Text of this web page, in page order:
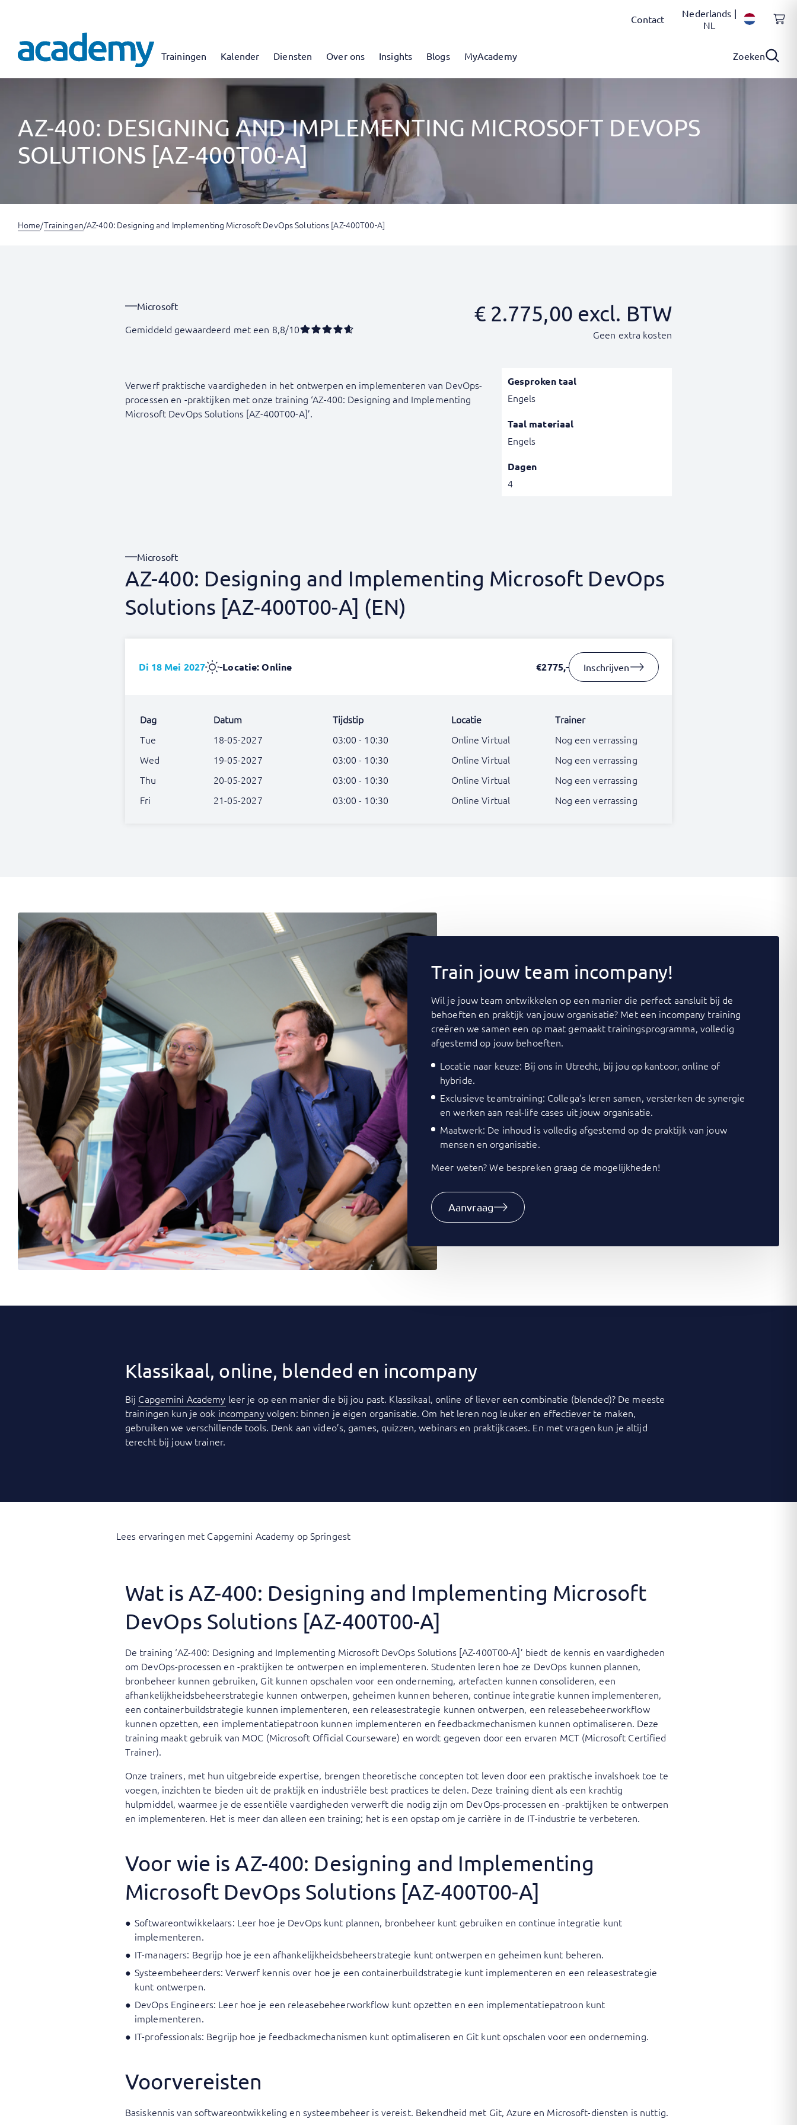
Contact
Nederlands |
NL
Trainingen Kalender Diensten Over ons Insights Blogs MyAcademy Zoeken
AZ-400: DESIGNING AND IMPLEMENTING MICROSOFT DEVOPS
SOLUTIONS [AZ-400T00-A]
Home/Trainingen/AZ-400: Designing and Implementing Microsoft DevOps Solutions [AZ-400T00-A]
Microsoft
Gemiddeld gewaardeerd met een 8,8/10
€2.775,00 excl. BTW
Geen extra kosten
Verwerf praktische vaardigheden in het ontwerpen en implementeren van DevOps-
processen en -praktijken met onze training ‘AZ-400: Designing and Implementing
Microsoft DevOps Solutions [AZ-400T00-A]’.
Gesproken taal
Engels
Taal materiaal
Engels
Dagen
4
Microsoft
AZ-400: Designing and Implementing Microsoft DevOps
Solutions [AZ-400T00-A] (EN)
Di 18 Mei 2027 -Locatie: Online €2775,- Inschrijven
Dag Datum Tijdstip Locatie
Trainer
Tue
18-05-2027 03:00 - 10:30 Online Virtual
Nog een verrassing
Wed
19-05-2027 03:00 - 10:30 Online Virtual
Nog een verrassing
Thu
20-05-2027 03:00 - 10:30 Online Virtual
Nog een verrassing
Fri
21-05-2027 03:00 - 10:30 Online Virtual Nog een verrassing
Train jouw team incompany!
Wil je jouw team ontwikkelen op een manier die perfect aansluit bij de
behoeften en praktijk van jouw organisatie? Met een incompany training
creëren we samen een op maat gemaakt trainingsprogramma, volledig
afgestemd op jouw behoeften.
Locatie naar keuze: Bij ons in Utrecht, bij jou op kantoor, online of
hybride.
Exclusieve teamtraining: Collega’s leren samen, versterken de synergie
en werken aan real-life cases uit jouw organisatie.
Maatwerk: De inhoud is volledig afgestemd op de praktijk van jouw
mensen en organisatie.
Meer weten? We bespreken graag de mogelijkheden!
Aanvraag
Klassikaal, online, blended en incompany
Bij Capgemini Academy leer je op een manier die bij jou past. Klassikaal, online of liever een combinatie (blended)? De meeste
trainingen kun je ook incompany volgen: binnen je eigen organisatie. Om het leren nog leuker en effectiever te maken,
gebruiken we verschillende tools. Denk aan video’s, games, quizzen, webinars en praktijkcases. En met vragen kun je altijd
terecht bij jouw trainer.
Lees ervaringen met Capgemini Academy op Springest
Wat is AZ-400: Designing and Implementing Microsoft
DevOps Solutions [AZ-400T00-A]
De training ‘AZ-400: Designing and Implementing Microsoft DevOps Solutions [AZ-400T00-A]’ biedt de kennis en vaardigheden
om DevOps-processen en -praktijken te ontwerpen en implementeren. Studenten leren hoe ze DevOps kunnen plannen,
bronbeheer kunnen gebruiken, Git kunnen opschalen voor een onderneming, artefacten kunnen consolideren, een
afhankelijkheidsbeheerstrategie kunnen ontwerpen, geheimen kunnen beheren, continue integratie kunnen implementeren,
een containerbuildstrategie kunnen implementeren, een releasestrategie kunnen ontwerpen, een releasebeheerworkflow
kunnen opzetten, een implementatiepatroon kunnen implementeren en feedbackmechanismen kunnen optimaliseren. Deze
training maakt gebruik van MOC (Microsoft Official Courseware) en wordt gegeven door een ervaren MCT (Microsoft Certified
Trainer).
Onze trainers, met hun uitgebreide expertise, brengen theoretische concepten tot leven door een praktische invalshoek toe te
voegen, inzichten te bieden uit de praktijk en industriële best practices te delen. Deze training dient als een krachtig
hulpmiddel, waarmee je de essentiële vaardigheden verwerft die nodig zijn om DevOps-processen en -praktijken te ontwerpen
en implementeren. Het is meer dan alleen een training; het is een opstap om je carrière in de IT-industrie te verbeteren.
Voor wie is AZ-400: Designing and Implementing
Microsoft DevOps Solutions [AZ-400T00-A]
Softwareontwikkelaars: Leer hoe je DevOps kunt plannen, bronbeheer kunt gebruiken en continue integratie kunt
implementeren.
IT-managers: Begrijp hoe je een afhankelijkheidsbeheerstrategie kunt ontwerpen en geheimen kunt beheren.
Systeembeheerders: Verwerf kennis over hoe je een containerbuildstrategie kunt implementeren en een releasestrategie
kunt ontwerpen.
DevOps Engineers: Leer hoe je een releasebeheerworkflow kunt opzetten en een implementatiepatroon kunt
implementeren.
IT-professionals: Begrijp hoe je feedbackmechanismen kunt optimaliseren en Git kunt opschalen voor een onderneming.
Voorvereisten
Basiskennis van softwareontwikkeling en systeembeheer is vereist. Bekendheid met Git, Azure en Microsoft-diensten is nuttig.